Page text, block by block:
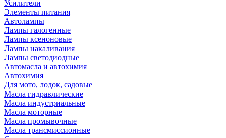
Усилители
Элементы питания
Автолампы
Лампы галогенные
Лампы ксеноновые
Лампы накаливания
Лампы светодиодные
Автомасла и автохимия
Автохимия
Для мото, лодок, садовые
Масла гидравлические
Масла индустриальные
Масла моторные
Масла промывочные
Масла трансмиссионные